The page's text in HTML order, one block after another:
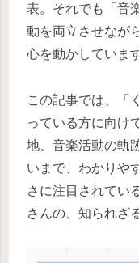
表。それでも「音
動を両立させなが
心を動かしていま
この記事では、「
っている方に向け
地、音楽活動の軌
いまで、わかりや
さに注目されてい
さんの、知られざ